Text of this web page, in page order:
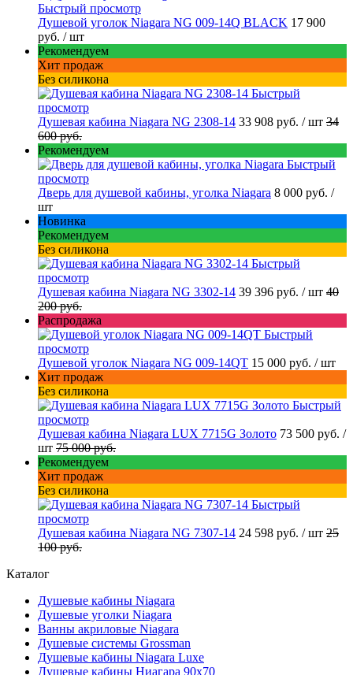
Быстрый просмотр
Душевой уголок Niagara NG 009-14Q BLACK 17 900
руб. / шт
Рекомендуем
Хит продаж
Без силикона
Быстрый
просмотр
Душевая кабина Niagara NG 2308-14 33 908 руб. / шт 34
600 руб.
Рекомендуем
Быстрый
просмотр
Дверь для душевой кабины, уголка Niagara 8 000 руб. /
шт
Новинка
Рекомендуем
Без силикона
Быстрый
просмотр
Душевая кабина Niagara NG 3302-14 39 396 руб. / шт 40
200 руб.
Распродажа
Быстрый
просмотр
Душевой уголок Niagara NG 009-14QT 15 000 руб. / шт
Хит продаж
Без силикона
Быстрый
просмотр
Душевая кабина Niagara LUX 7715G Золото 73 500 руб. /
шт 75 000 руб.
Рекомендуем
Хит продаж
Без силикона
Быстрый
просмотр
Душевая кабина Niagara NG 7307-14 24 598 руб. / шт 25
100 руб.
Каталог
Душевые кабины Niagara
Душевые уголки Niagara
Ванны акриловые Niagara
Душевые системы Grossman
Душевые кабины Niagara Luxe
Душевые кабины Ниагара 90x70